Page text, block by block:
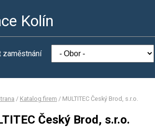
Kolín
zaměstnání
/ Katalog firem / MULTITEC Český Brod, s.r.o.
Český Brod, s.r.o.